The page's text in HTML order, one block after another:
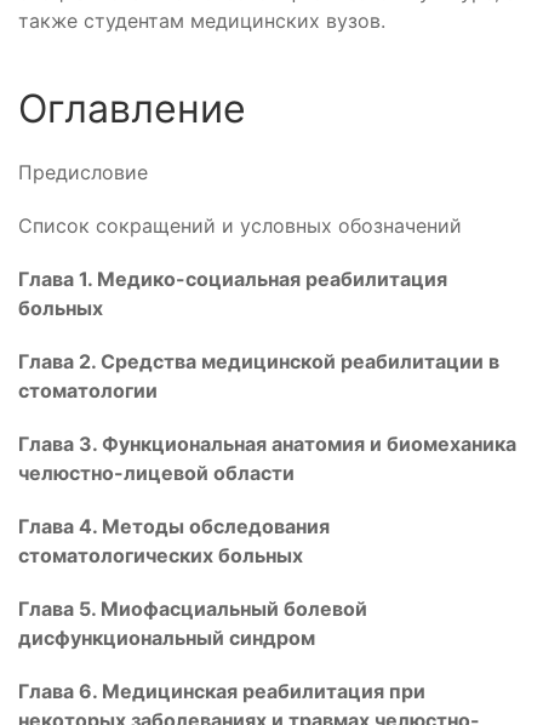
также студентам медицинских вузов.
Оглавление
Предисловие
Список сокращений и условных обозначений
Глава 1. Медико-социальная реабилитация
больных
Глава 2. Средства медицинской реабилитации в
стоматологии
Глава 3. Функциональная анатомия и биомеханика
челюстно-лицевой области
Глава 4. Методы обследования
стоматологических больных
Глава 5. Миофасциальный болевой
дисфункциональный синдром
Глава 6. Медицинская реабилитация при
некоторых заболеваниях и травмах челюстно-